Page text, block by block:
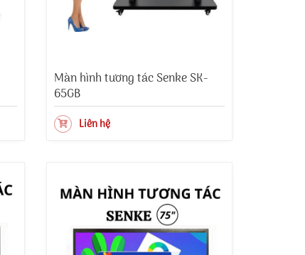
Màn hình tương tác Senke SK-
65GB
Liên hệ